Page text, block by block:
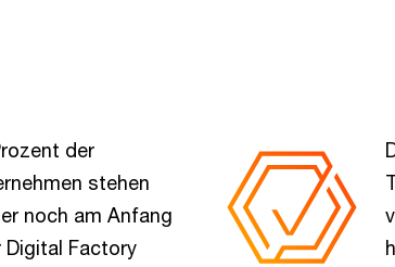
der
stehen
noch am Anfang
Digital Factory